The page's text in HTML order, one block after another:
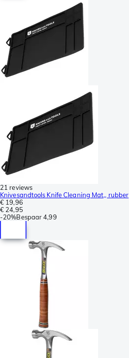
21 reviews
Knivesandtools Knife Cleaning Mat,, rubber
€ 19,96
€ 24,95
-20%Bespaar 4,99